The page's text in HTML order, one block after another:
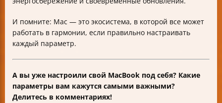
И помните: Mac — это экосистема, в которой все может
работать в гармонии, если правильно настраивать
каждый параметр.
А вы уже настроили свой MacBook под себя? Какие
параметры вам кажутся самыми важными?
Делитесь в комментариях!